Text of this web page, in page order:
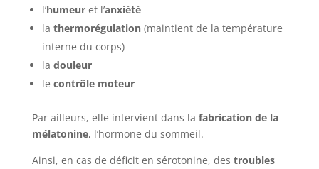
l’humeuret l’anxiété
la thermorégulation(maintient de la température
interne du corps)
la douleur
le contrôle moteur
Par ailleurs, elle intervient dans la fabrication de la
mélatonine, l’hormone du sommeil.
Ainsi, en cas de déficit en sérotonine, des troubles